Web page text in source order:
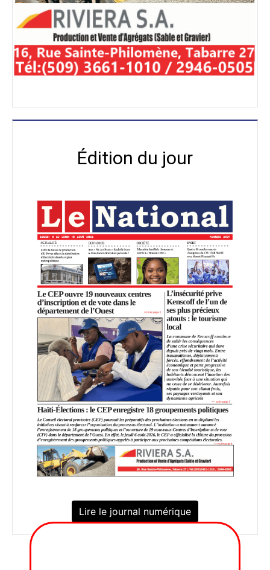
Édition du jour
Lire le journal numérique